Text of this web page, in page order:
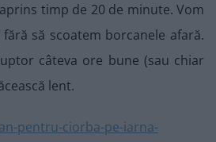
timp de 20 de minute. Vom
să scoatem borcanele afară.
câteva ore bune (sau chiar
lent.